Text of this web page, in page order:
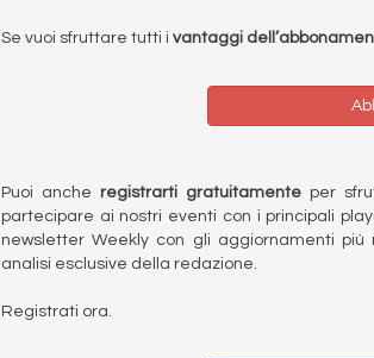
Se vuoi sfruttare tutti i vantaggi
Puoi anche registrarti gratuitamenteper
partecipare ai nostri eventi con i principali
newsletter Weekly con gli aggiornamenti
analisi esclusive della redazione.
Registrati ora.